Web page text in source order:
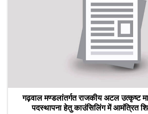
गढ़वाल मण्डलांतर्गत राजकीय अटल उत्कृष्ट
पदस्थापना हेतु काउंसिलिंग में आमंत्रित